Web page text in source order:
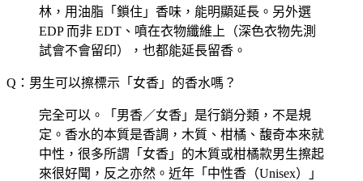
林，用油脂「鎖住」香味，能明顯延長。另外選
EDP 而非 EDT、噴在衣物纖維上（深色衣物先測
試會不會留印），也都能延長留香。
Q：男生可以擦標示「女香」的香水嗎？
完全可以。「男香／女香」是行銷分類，不是規
定。香水的本質是香調，木質、柑橘、馥奇本來就
中性，很多所謂「女香」的木質或柑橘款男生擦起
來很好聞，反之亦然。近年「中性香（Unisex）」